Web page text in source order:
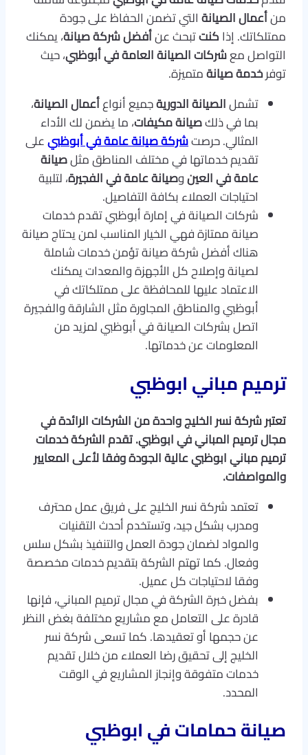
منأعمال الصيانةالتي تضمن الحفاظ على جودة
ممتلكاتك. إذاكنتتبحث عنأفضل شركة صيانة، يمكنك
التواصل معشركات الصيانة العامة في أبوظبي، حيث
توفرخدمة صيانةمتميزة.
تشملالصيانة الدوريةجميع أنواعأعمال الصيانة،
بما في ذلكصيانة مكيفات، ما يضمن لك الأداء
المثالي. حرصتشركة صيانة عامة في أبوظبيعلى
تقديم خدماتها في مختلف المناطق مثلصيانة
عامة في العينوصيانة عامة في الفجيرة، لتلبية
احتياجات العملاء بكافة التفاصيل.
شركات الصيانة في إمارة أبوظبي تقدم خدمات
صيانة ممتازة فهي الخيار المناسب لمن يحتاج صيانة
هناك أفضل شركة صيانة تؤمن خدمات شاملة
لصيانة وإصلاح كل الأجهزة والمعدات يمكنك
الاعتماد عليها للمحافظة على ممتلكاتك في
أبوظبي والمناطق المجاورة مثل الشارقة والفجيرة
اتصل بشركات الصيانة في أبوظبي لمزيد من
المعلومات عن خدماتها.
ترميم مباني ابوظبي
تعتبر شركة نسر الخليج واحدة من الشركات الرائدة في
مجال ترميم المباني في ابوظبي. تقدم الشركة خدمات
ترميم مباني ابوظبي عالية الجودة وفقا لأعلى المعايير
والمواصفات.
تعتمد شركة نسر الخليج على فريق عمل محترف
ومدرب بشكل جيد، وتستخدم أحدث التقنيات
والمواد لضمان جودة العمل والتنفيذ بشكل سلس
وفعال. كما تهتم الشركة بتقديم خدمات مخصصة
وفقا لاحتياجات كل عميل.
بفضل خبرة الشركة في مجال ترميم المباني، فإنها
قادرة على التعامل مع مشاريع مختلفة بغض النظر
عن حجمها أو تعقيدها. كما تسعى شركة نسر
الخليج إلى تحقيق رضا العملاء من خلال تقديم
خدمات متفوقة وإنجاز المشاريع في الوقت
المحدد.
صيانة حمامات في ابوظبي